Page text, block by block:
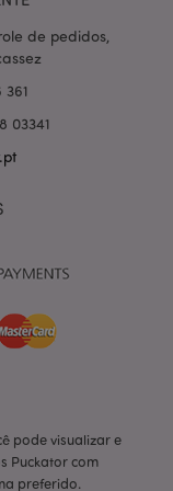
de pedidos,
03341
pode visualizar e
Puckator com
preferido.
Provider/
Domínio
.puckator.pt
Adobe Inc.
www.puckator.pt
PHP.net
.www.puckator.pt